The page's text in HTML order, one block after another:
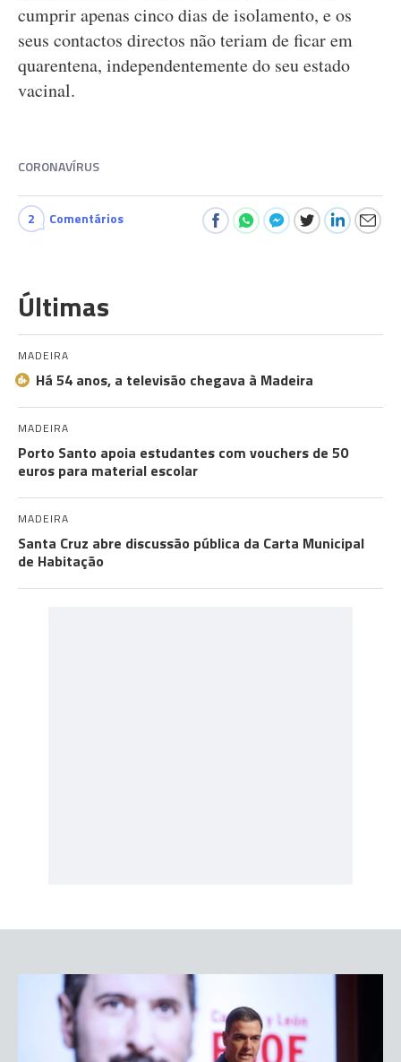
cumprir apenas cinco dias de isolamento, e os
seus contactos directos não teriam de ficar em
quarentena, independentemente do seu estado
vacinal.
CORONAVÍRUS
2 Comentários
Últimas
MADEIRA
Há 54 anos, a televisão chegava à Madeira
MADEIRA
Porto Santo apoia estudantes com vouchers de 50
euros para material escolar
MADEIRA
Santa Cruz abre discussão pública da Carta Municipal
de Habitação